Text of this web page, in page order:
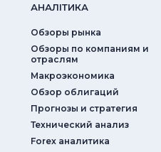
АНАЛIТИКА
Обзоры рынка
Обзоры по компаниям и
отраслям
Макроэкономика
Обзор облигаций
Прогнозы и стратегия
Технический анализ
Forex аналитика